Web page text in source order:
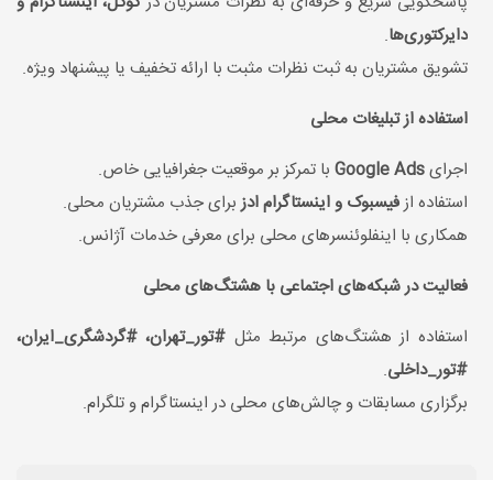
دایرکتوری‌ها.
تشویق مشتریان به ثبت نظرات مثبت با ارائه تخفیف یا پیشنهاد ویژه.
استفاده از تبلیغات محلی
اجرایGoogle Ads با تمرکز بر موقعیت جغرافیایی خاص.
استفاده ازفیسبوک و اینستاگرام ادزبرای جذب مشتریان محلی.
همکاری با اینفلوئنسرهای محلی برای معرفی خدمات آژانس.
فعالیت در شبکه‌های اجتماعی با هشتگ‌های محلی
استفاده از هشتگ‌های مرتبط مثل #تور_تهران، #گردشگری_ایران،
#تور_داخلی.
برگزاری مسابقات و چالش‌های محلی در اینستاگرام و تلگرام.